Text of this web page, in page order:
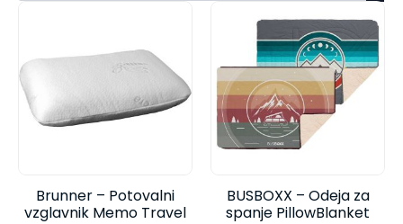
Brunner – Potovalni
vzglavnik Memo Travel
BUSBOXX – Odeja za
spanje PillowBlanket